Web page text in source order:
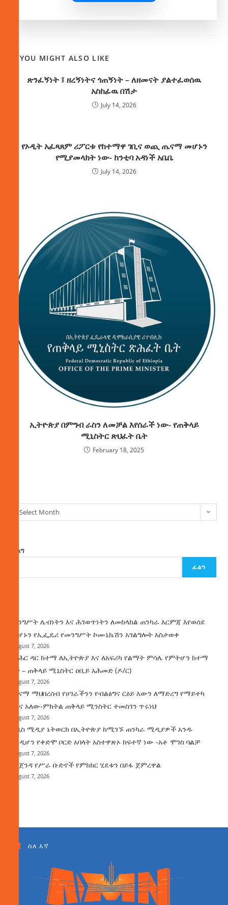
YOU MIGHT ALSO LIKE
ጽንፈኝነት ፤ ዘረኝነትና ጎጠኝነት – ለዘመናት ያልተፈወሰዉ
አስከፊዉ በሽታ
July 14, 2026
የኦዲት አፈጻጸም ሪፖርቱ የከተማዋ ገቢና ወጪ ጤናማ መሆኑን
የሚያመላክት ነው- ከንቲባ አዳነች አቤቤ
July 14, 2026
ኢትዮጵያ በምግብ ራስን ለመቻል እየሰራች ነው- የጠቅላይ
ሚኒስትር ጽህፈት ቤት
February 18, 2025
Select Month
ፈልግ
ፈልግ
መንግሥት ሌብነትን እና ሕገወጥነትን ለመከላከል ጠንካራ እርምጃ እየወሰደ
መሆኑን የኢፌዴሪ የመንግሥት ኮሙኒኬሽን አገልግሎት አስታወቀ
August 7, 2026
የባሕር ዳር ከተማ ለኢትዮጵያ እና ለአፍሪካ የልማት ምሳሌ የምትሆን ከተማ
ነች – ጠቅላይ ሚኒስትር ዐቢይ አሕመድ (ዶ/ር)
August 7, 2026
ጤናማ ማህበረሰብ የሀገራችንን የብልፅግና ርዕይ እውን ለማድረግ የማይተካ
ሚና አለው-ምክትል ጠቅላይ ሚንስትር ተመስገን ጥሩነህ
August 7, 2026
አዲስ ሚዲያ ኔትወርክ በኢትዮጵያ ከሚገኙ ጠንካራ ሚዲያዎች አንዱ
እንዲሆን የቀድሞ ቦርድ አባላት አስተዋጽኦ ከፍተኛ ነው -አቶ ሞገስ ባልቻ
August 7, 2026
የአጀንዳ የሥራ ቡድኖች የምክክር ሂደቱን በይፋ ጀምረዋል
August 7, 2026
ስለ እኛ